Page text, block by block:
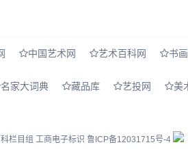
中国艺术网 艺术百科网 书
名家大词典 藏品库 艺投网 美
栏目组 工商电子标识 鲁ICP备12031715号-4